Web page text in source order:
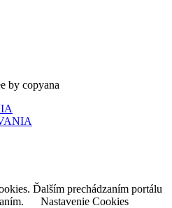
by copyana
Ďalším prechádzaním portálu
Nastavenie Cookies